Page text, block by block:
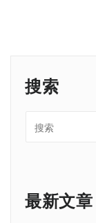
搜索
最新文章